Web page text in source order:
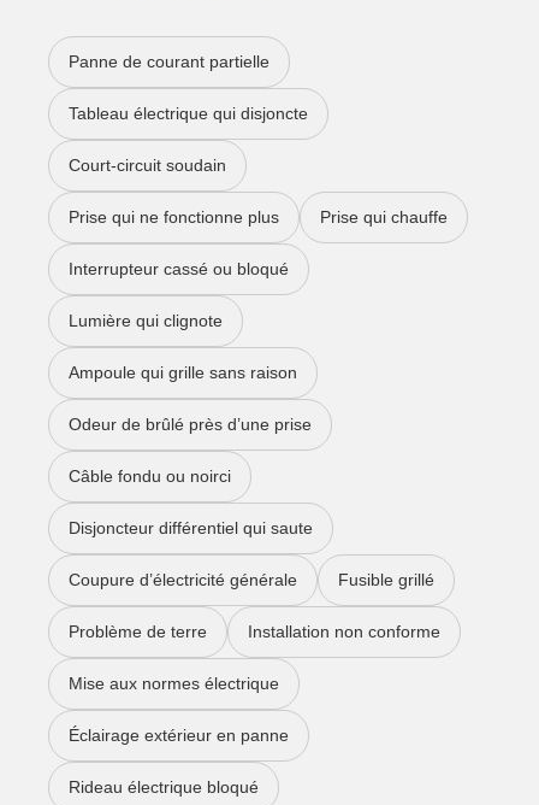
Panne de courant partielle
Tableau électrique qui disjoncte
Court-circuit soudain
Prise qui ne fonctionne plus Prise qui chauffe
Interrupteur cassé ou bloqué
Lumière qui clignote
Ampoule qui grille sans raison
Odeur de brûlé près d’une prise
Câble fondu ou noirci
Disjoncteur différentiel qui saute
Coupure d’électricité générale Fusible grillé
Problème de terre Installation non conforme
Mise aux normes électrique
Éclairage extérieur en panne
Rideau électrique bloqué